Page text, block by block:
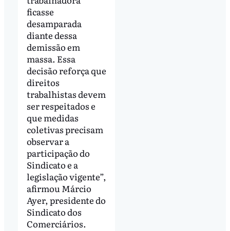
ficasse
desamparada
diante dessa
demissão em
massa. Essa
decisão reforça que
direitos
trabalhistas devem
ser respeitados e
que medidas
coletivas precisam
observar a
participação do
Sindicato e a
legislação vigente”,
afirmou Márcio
Ayer, presidente do
Sindicato dos
Comerciários.